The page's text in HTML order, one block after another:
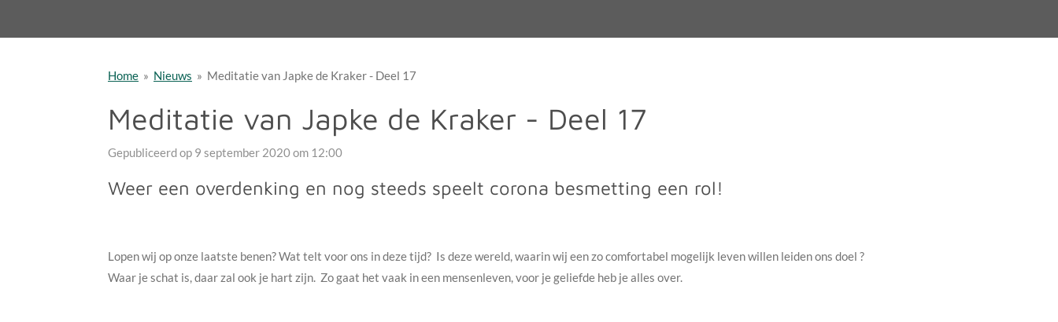
Home » Nieuws » Meditatie van Japke de Kraker - Deel 17
Meditatie van Japke de Kraker - Deel 17
Gepubliceerd op 9 september 2020 om 12:00
Weer een overdenking en nog steeds speelt corona besmetting een rol!
Lopen wij op onze laatste benen? Wat telt voor ons in deze tijd? Is deze wereld, waarin wij een zo comfortabel mogelijk leven willen leiden ons doel ?
Waar je schat is, daar zal ook je hart zijn. Zo gaat het vaak in een mensenleven, voor je geliefde heb je alles over.